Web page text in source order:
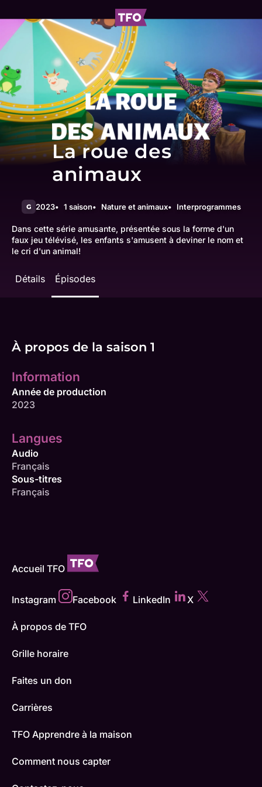
La roue des
animaux
G 2023 1 saison Nature et animaux Interprogrammes
Dans cette série amusante, présentée sous la forme d'un
faux jeu télévisé, les enfants s'amusent à deviner le nom et
le cri d'un animal!
Détails Épisodes
À propos de la saison 1
Information
Année de production
2023
Langues
Audio
Français
Sous-titres
Français
Accueil TFO
Instagram Facebook LinkedIn X
À propos de TFO
Grille horaire
Faites un don
Carrières
TFO Apprendre à la maison
Comment nous capter